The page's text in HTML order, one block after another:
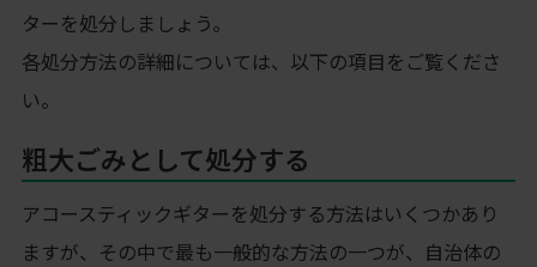
ターを処分しましょう。
各処分方法の詳細については、以下の項目をご覧くださ
い。
粗大ごみとして処分する
アコースティックギターを処分する方法はいくつかあり
ますが、その中で最も一般的な方法の一つが、自治体の